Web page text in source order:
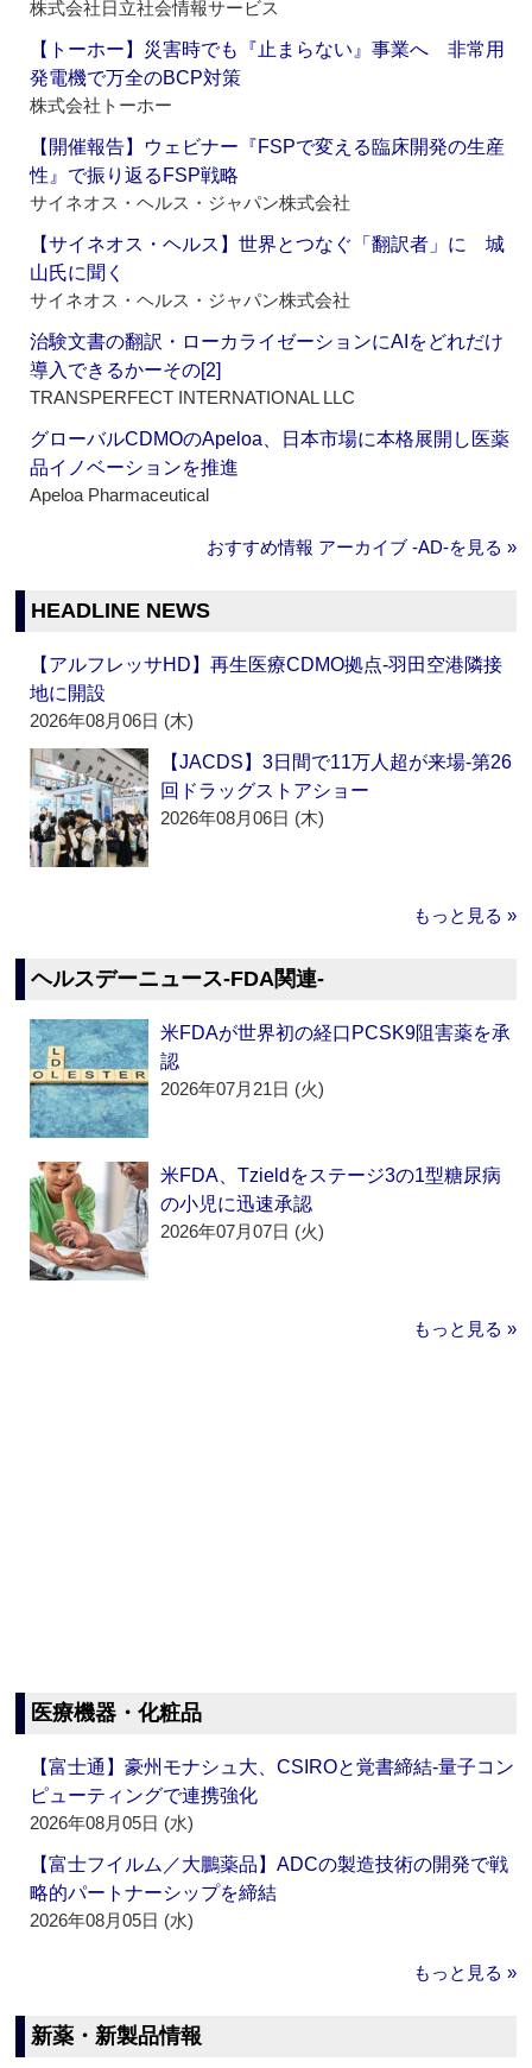
株式会社日立社会情報サービス
【トーホー】災害時でも『止まらない』事業へ 非常用
発電機で万全のBCP対策
株式会社トーホー
【開催報告】ウェビナー『FSPで変える臨床開発の生産
性』で振り返るFSP戦略
サイネオス・ヘルス・ジャパン株式会社
【サイネオス・ヘルス】世界とつなぐ「翻訳者」に 城
山氏に聞く
サイネオス・ヘルス・ジャパン株式会社
治験文書の翻訳・ローカライゼーションにAIをどれだけ
導入できるかーその[2]
TRANSPERFECT INTERNATIONAL LLC
グローバルCDMOのApeloa、日本市場に本格展開し医薬
品イノベーションを推進
Apeloa Pharmaceutical
おすすめ情報 アーカイブ ‐AD‐を見る »
HEADLINE NEWS
【アルフレッサHD】再生医療CDMO拠点‐羽田空港隣接
地に開設
2026年08月06日 (木)
【JACDS】3日間で11万人超が来場‐第26
回ドラッグストアショー
2026年08月06日 (木)
もっと見る »
ヘルスデーニュース‐FDA関連‐
米FDAが世界初の経口PCSK9阻害薬を承
認
2026年07月21日 (火)
米FDA、Tzieldをステージ3の1型糖尿病
の小児に迅速承認
2026年07月07日 (火)
もっと見る »
医療機器・化粧品
【富士通】豪州モナシュ大、CSIROと覚書締結‐量子コン
ピューティングで連携強化
2026年08月05日 (水)
【富士フイルム／大鵬薬品】ADCの製造技術の開発で戦
略的パートナーシップを締結
2026年08月05日 (水)
もっと見る »
新薬・新製品情報